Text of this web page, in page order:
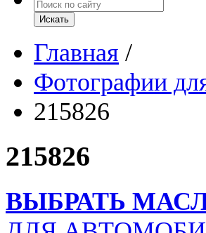
Главная /
Фотографии
215826
215826
ВЫБРАТЬ